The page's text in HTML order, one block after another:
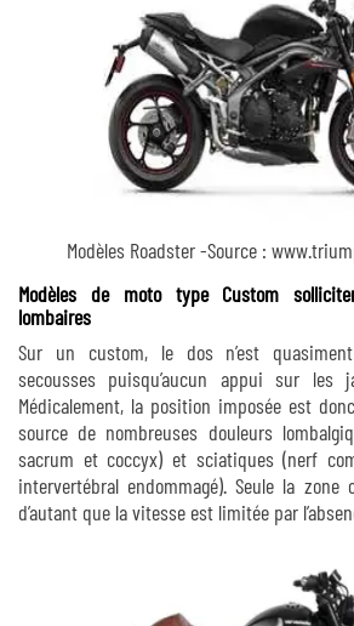
Modèles Roadster -Source :
Modèles de moto type Custom
lombaires
Sur un custom, le dos n’est
secousses puisqu’aucun appui sur les
Médicalement, la position imposée est
source de nombreuses douleurs
sacrum et coccyx) et sciatiques (nerf
intervertébral endommagé). Seule la zone
d’autant que la vitesse est limitée par